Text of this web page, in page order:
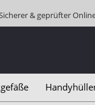
& geprüfter